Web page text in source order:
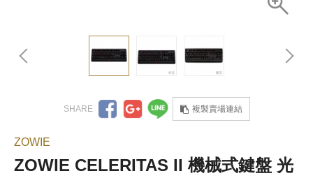
複製賣場連結
ZOWIE
ZOWIE CELERITAS II 機械式鍵盤 光